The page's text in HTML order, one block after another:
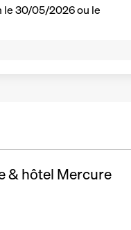
le 30/05/2026 ou le
& hôtel Mercure